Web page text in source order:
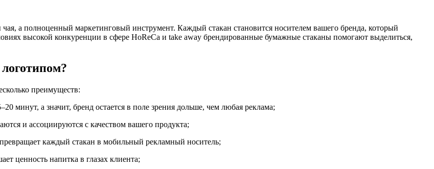
а полноценный маркетинговый инструмент. Каждый стакан становится носителем вашего бренда, который
высокой конкуренции в сфере HoReCa и take away брендированные бумажные стаканы помогают выделиться,
преимуществ:
минут, а значит, бренд остается в поле зрения дольше, чем любая реклама;
и ассоциируются с качеством вашего продукта;
каждый стакан в мобильный рекламный носитель;
ценность напитка в глазах клиента;